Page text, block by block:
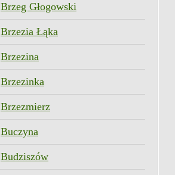
Brzeg Głogowski
Brzezia Łąka
Brzezina
Brzezinka
Brzezmierz
Buczyna
Budziszów